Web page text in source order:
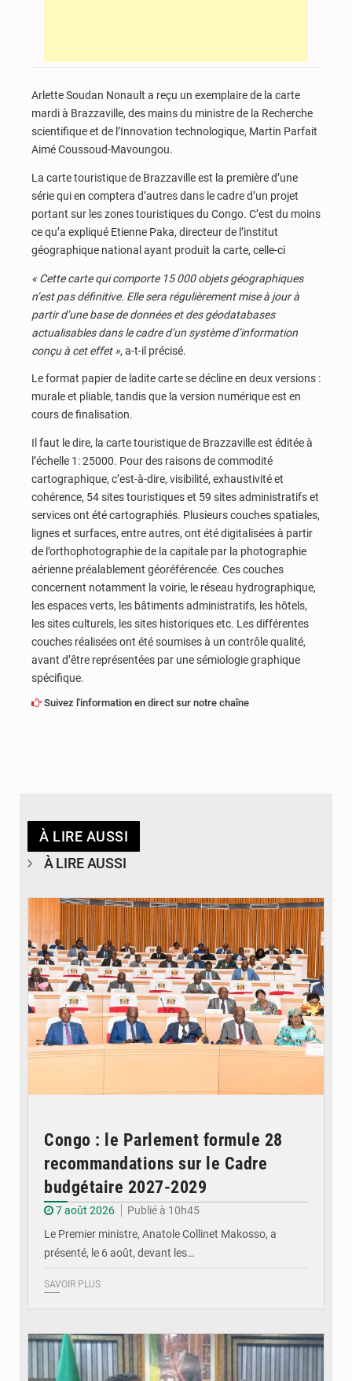
Arlette Soudan Nonault a reçu un exemplaire de la carte
mardi à Brazzaville, des mains du ministre de la Recherche
scientifique et de l’Innovation technologique, Martin Parfait
Aimé Coussoud-Mavoungou.
La carte touristique de Brazzaville est la première d’une
série qui en comptera d’autres dans le cadre d’un projet
portant sur les zones touristiques du Congo. C’est du moins
ce qu’a expliqué Etienne Paka, directeur de l’institut
géographique national ayant produit la carte, celle-ci
« Cette carte qui comporte 15 000 objets géographiques
n’est pas définitive. Elle sera régulièrement mise à jour à
partir d’une base de données et des géodatabases
actualisables dans le cadre d’un système d’information
conçu à cet effet », a-t-il précisé.
Le format papier de ladite carte se décline en deux versions :
murale et pliable, tandis que la version numérique est en
cours de finalisation.
Il faut le dire, la carte touristique de Brazzaville est éditée à
l’échelle 1: 25000. Pour des raisons de commodité
cartographique, c’est-à-dire, visibilité, exhaustivité et
cohérence, 54 sites touristiques et 59 sites administratifs et
services ont été cartographiés. Plusieurs couches spatiales,
lignes et surfaces, entre autres, ont été digitalisées à partir
de l’orthophotographie de la capitale par la photographie
aérienne préalablement géoréférencée. Ces couches
concernent notamment la voirie, le réseau hydrographique,
les espaces verts, les bâtiments administratifs, les hôtels,
les sites culturels, les sites historiques etc. Les différentes
couches réalisées ont été soumises à un contrôle qualité,
avant d’être représentées par une sémiologie graphique
spécifique.
Suivez l'information en direct sur notre chaîne
À LIRE AUSSI
À LIRE AUSSI
Congo : le Parlement formule 28
recommandations sur le Cadre
budgétaire 2027-2029
7 août 2026
Publié à 10h45
Le Premier ministre, Anatole Collinet Makosso, a
présenté, le 6 août, devant les…
SAVOIR PLUS